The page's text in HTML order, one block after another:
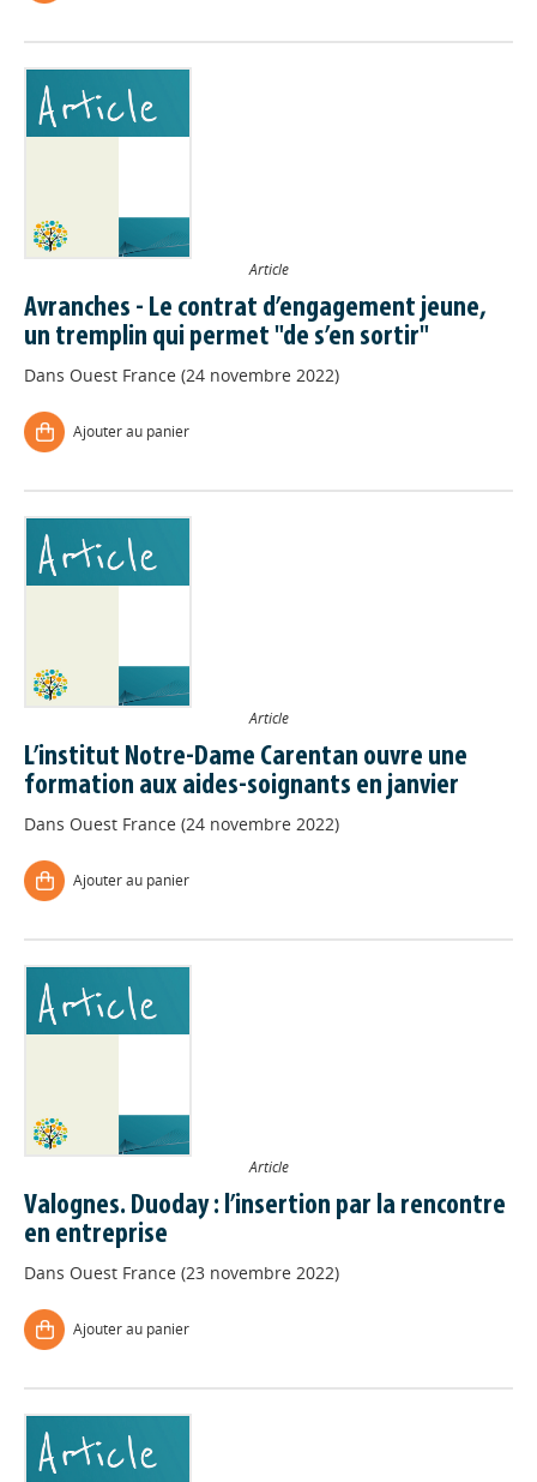
Article
Avranches - Le contrat d’engagement jeune,
un tremplin qui permet "de s’en sortir"
Dans Ouest France (24 novembre 2022)
Ajouter au panier
Article
L’institut Notre-Dame Carentan ouvre une
formation aux aides-soignants en janvier
Dans Ouest France (24 novembre 2022)
Ajouter au panier
Article
Valognes. Duoday : l’insertion par la rencontre
en entreprise
Dans Ouest France (23 novembre 2022)
Ajouter au panier